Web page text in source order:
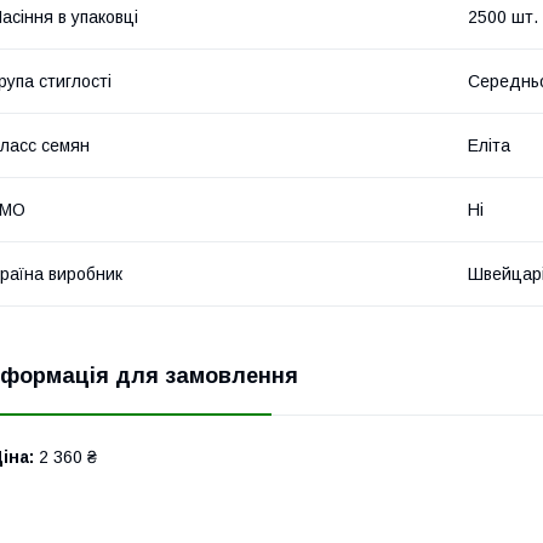
в упаковці 2500 шт.
стиглості
семян Еліта
Ні
виробник
для замовлення
2 360 ₴